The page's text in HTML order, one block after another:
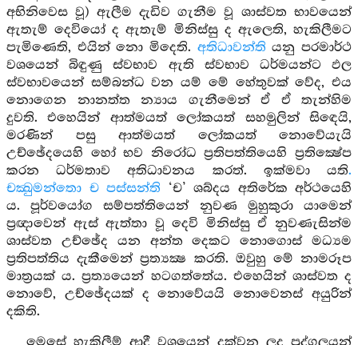
අභිනිවෙස වූ) ඇලීම දැඩිව ගැනීම වූ ශාස්වත භාවයෙන්
ඇතැම් දෙවියෝ ද ඇතැම් මිනිස්සු ද ඇලෙති, හැකිලීමට
පැමිණෙති, එයින් නො මිදෙති. අතිධාවන්ති යනු පරමාර්ථ
වශයෙන් බිඳුණු ස්වභාව ඇති ස්වභාව ධර්මයන්ට ඵල
ස්වභාවයෙන් සම්බන්ධ වන යම් මේ හේතුවක් වේද, එය
නොගෙන නානත්ත න්‍යාය ගැනීමෙන් ඒ ඒ තැන්හිම
දුවති. එහෙයින් ආත්මයත් ලෝකයත් සහමුලින් සිඳෙයි,
මරණින් පසු ආත්මයත් ලෝකයත් නොවේයැයි
උච්ඡේදයෙහි හෝ භව නිරෝධ ප්‍රතිපත්තියෙහි ප්‍රතික්‍ෂේප
කරන ධර්මතාව අතිධාවනය කරත්. ඉක්මවා යති.
චක්‍ඛුමන්තො ච පස්සන්ති ‘ච’ ශබ්දය අතිරේක අර්ථයෙහි
ය. පූර්වයෝග සම්පත්තියෙන් නුවණ මුහුකුරා යාමෙන්
ප්‍රඥාවෙන් ඇස් ඇත්තා වූ දෙවි මිනිස්සු ඒ නුවණැසින්ම
ශාස්වත උච්ඡේද යන අන්ත දෙකට නොගොස් මධ්‍යම
ප්‍රතිපත්තිය දැකීමෙන් ප්‍රත්‍යක්‍ෂ කරති. ඔවුහු මේ නාමරූප
මාත්‍රයක් ය. ප්‍රත්‍යයෙන් හටගත්තේය. එහෙයින් ශාස්වත ද
නොවේ, උච්ඡේදයක් ද නොවේයයි නොවෙනස් අයුරින්
දකිති.